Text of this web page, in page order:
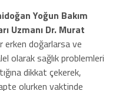
Yoğun Bakım
Uzmanı Dr. Murat
erken doğarlarsa ve
olarak sağlık problemleri
dikkat çekerek,
olurken vaktinde